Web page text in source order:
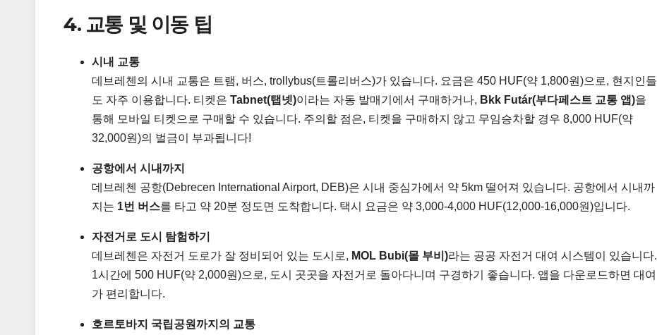
4. 교통 및 이동 팁
시내 교통
데브레첸의 시내 교통은 트램, 버스, trollybus(트롤리버스)가 있습니다. 요금은 450 HUF(약 1,800원)으로, 현지인들
도 자주 이용합니다. 티켓은 Tabnet(탭넷)이라는 자동 발매기에서 구매하거나, Bkk Futár(부다페스트 교통 앱)을
통해 모바일 티켓으로 구매할 수 있습니다. 주의할 점은, 티켓을 구매하지 않고 무임승차할 경우 8,000 HUF(약
32,000원)의 벌금이 부과됩니다!
공항에서 시내까지
데브레첸 공항(Debrecen International Airport, DEB)은 시내 중심가에서 약 5km 떨어져 있습니다. 공항에서 시내까
지는 1번 버스를 타고 약 20분 정도면 도착합니다. 택시 요금은 약 3,000-4,000 HUF(12,000-16,000원)입니다.
자전거로 도시 탐험하기
데브레첸은 자전거 도로가 잘 정비되어 있는 도시로, MOL Bubi(몰 부비)라는 공공 자전거 대여 시스템이 있습니다.
1시간에 500 HUF(약 2,000원)으로, 도시 곳곳을 자전거로 돌아다니며 구경하기 좋습니다. 앱을 다운로드하면 대여
가 편리합니다.
호르토바지 국립공원까지의 교통